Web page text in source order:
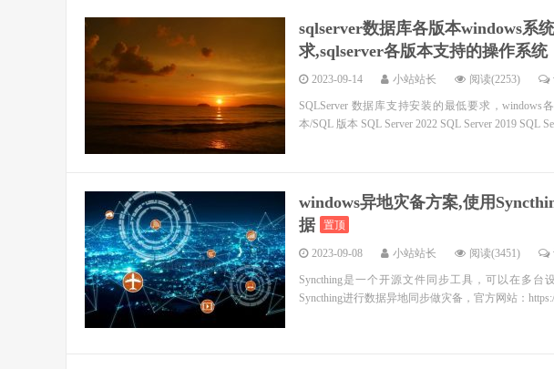
sqlserver数据库各版本windows系
求,sqlserver各版本支持的操作系统
2023-09-14 小站站长 阅读(2253)
SQLServer 数据库支持安装的最低要求，windows
本/SQL 版本 SQL Server 2022 SQL Server 2019 SQL
windows异地灾备方案,使用
据
置顶
2023-09-08 小站站长 阅读(3451)
Syncthing是一个开源文件同步工具，可以在多
Syncthing进行数据异地同步做灾备，官方网站：